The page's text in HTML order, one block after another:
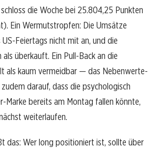
die Woche bei 25.804,25 Punkten
Ein Wermutstropfen: Die Umsätze
Feiertags nicht mit an, und die
überkauft. Ein Pull-Back an die
als kaum vermeidbar — das Nebenwerte-
darauf, dass die psychologisch
Marke bereits am Montag fallen könnte,
weiterlaufen.
das: Wer long positioniert ist, sollte über